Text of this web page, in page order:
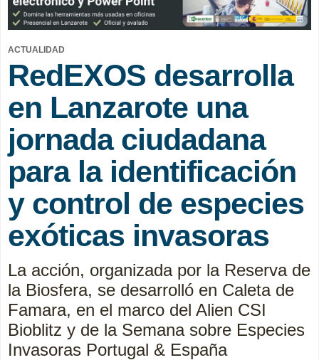
ACTUALIDAD
RedEXOS desarrolla
en Lanzarote una
jornada ciudadana
para la identificación
y control de especies
exóticas invasoras
La acción, organizada por la Reserva de
la Biosfera, se desarrolló en Caleta de
Famara, en el marco del Alien CSI
Bioblitz y de la Semana sobre Especies
Invasoras Portugal & España